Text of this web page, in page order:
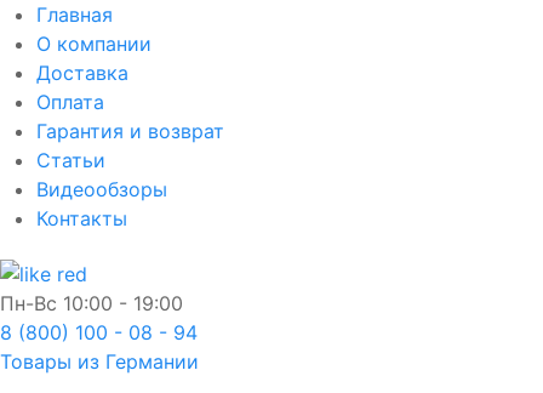
Главная
О компании
Доставка
Оплата
Гарантия и возврат
Статьи
Видеообзоры
Контакты
Пн-Вс 10:00 - 19:00
8 (800) 100 - 08 - 94
Товары из Германии